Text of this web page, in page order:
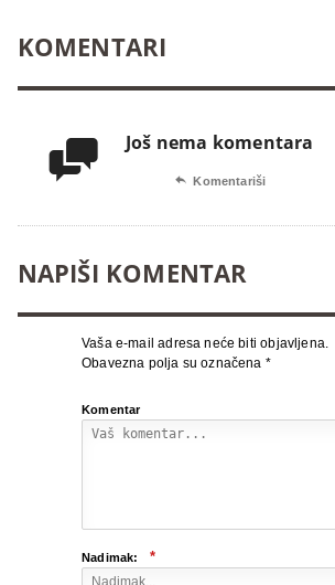
KOMENTARI
 Još nema komentara
 Komentariši
NAPIŠI KOMENTAR
Vaša e-mail adresa neće biti objavljena.
Obavezna polja su označena *
Komentar
Nadimak: *